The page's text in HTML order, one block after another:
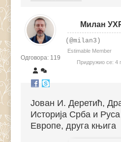
Одговора: 119
Милан
(@milan3)
Estimable Member
Придружио се: 4
Јован И. Деретић,
Историја Срба и
Европе, друга књига